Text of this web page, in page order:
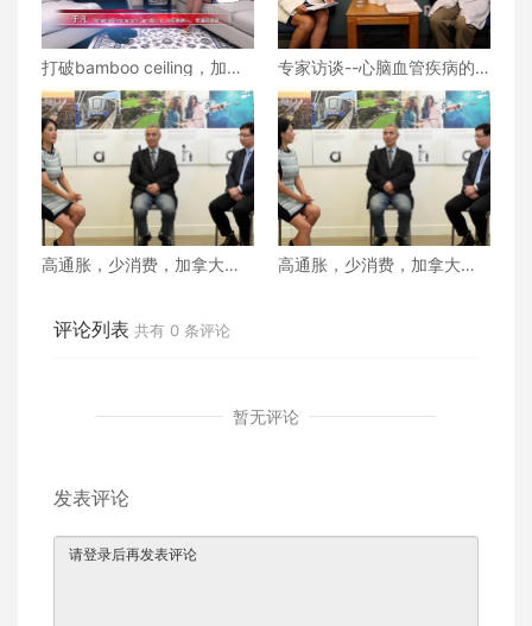
打破bamboo ceiling，加拿
上
专家访谈--心脑血管疾病的
高通胀，少消费，加拿大经
高通胀，少消费，加拿大经
评论列表 共有 0 条评论
暂无评论
发表评论